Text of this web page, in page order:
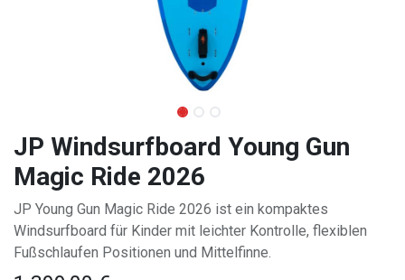
JP Windsurfboard Young Gun
Magic Ride 2026
JP Young Gun Magic Ride 2026 ist ein kompaktes
Windsurfboard für Kinder mit leichter Kontrolle, flexiblen
Fußschlaufen Positionen und Mittelfinne.